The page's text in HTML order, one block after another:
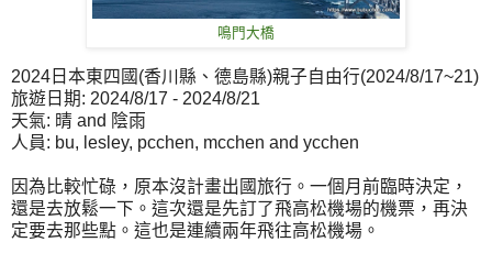
鳴門大橋
2024日本東四國(香川縣、德島縣)親子自由行(2024/8/17~21)
旅遊日期: 2024/8/17 - 2024/8/21
天氣: 晴 and 陰雨
人員: bu, lesley, pcchen, mcchen and ycchen
因為比較忙碌，原本沒計畫出國旅行。一個月前臨時決定，
還是去放鬆一下。這次還是先訂了飛高松機場的機票，再決
定要去那些點。這也是連續兩年飛往高松機場。